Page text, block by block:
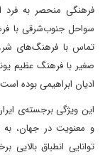
فرهنگی منحصر به فرد
سواحل جنوب‌شرقی با
تماس با فرهنگ‌های
صغیر با فرهنگ عظیم
ادیان ابراهیمی بوده
این ویژگی برجسته‌ی
و معنویت در جهان،
توانایی انطباق بالایی